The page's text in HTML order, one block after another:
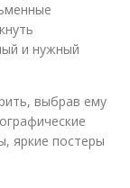
и нужный
выбрав ему
яркие постеры